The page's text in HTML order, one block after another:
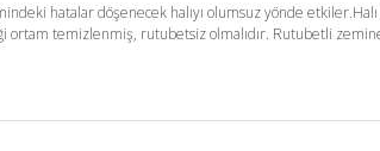
hatalar döşenecek halıyı olumsuz yönde
temizlenmiş, rutubetsiz olmalıdır. Rutubetli